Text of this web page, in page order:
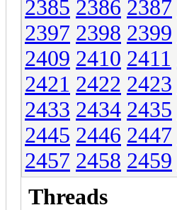
2385 2386 2387
2397 2398 2399
2409 2410 2411
2421 2422 2423
2433 2434 2435
2445 2446 2447
2457 2458 2459
Threads